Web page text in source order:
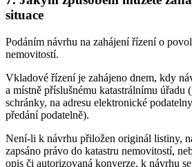
situace
Podáním návrhu na zahájení řízení o
nemovitostí.
Vkladové řízení je zahájeno dnem, kdy
a místně příslušnému katastrálnímu úřadu
schránky, na adresu elektronické
předání podatelně).
Není-li k návrhu přiložen originál listiny,
zapsáno právo do katastru nemovitostí,
opis či autorizovaná konverze, k návrhu